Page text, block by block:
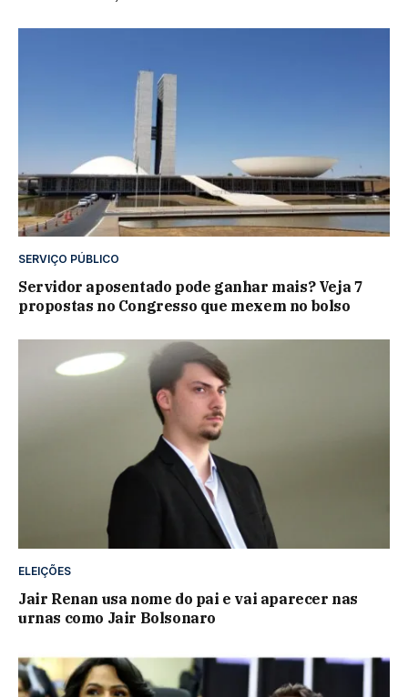
SERVIÇO PÚBLICO
Servidor aposentado pode ganhar mais? Veja 7
propostas no Congresso que mexem no bolso
ELEIÇÕES
Jair Renan usa nome do pai e vai aparecer nas
urnas como Jair Bolsonaro